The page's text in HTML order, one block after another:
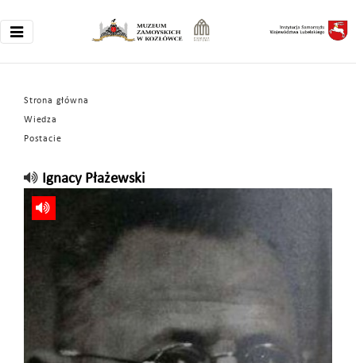
Strona główna
Wiedza
Postacie
Ignacy Płażewski